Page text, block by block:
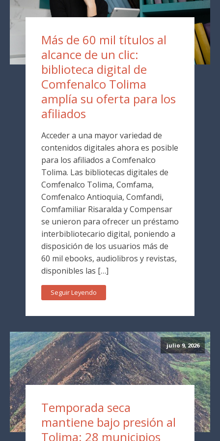
Más de 60 mil títulos al
alcance de un clic:
biblioteca digital de
Comfenalco Tolima
amplía su oferta para los
afiliados
Acceder a una mayor variedad de
contenidos digitales ahora es posible
para los afiliados a Comfenalco
Tolima. Las bibliotecas digitales de
Comfenalco Tolima, Comfama,
Comfenalco Antioquia, Comfandi,
Comfamiliar Risaralda y Compensar
se unieron para ofrecer un préstamo
interbibliotecario digital, poniendo a
disposición de los usuarios más de
60 mil ebooks, audiolibros y revistas,
disponibles las […]
Seguir Leyendo
julio 9, 2026
Temporada seca
mantiene bajo presión al
Tolima: 28 municipios